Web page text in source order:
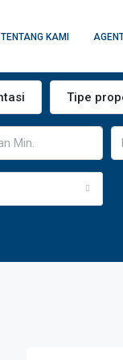
TENTANG KAMI
Tipe